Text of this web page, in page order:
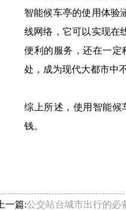
智能候车亭的使用体验
线网络，它可以实现在
便利的服务，还在一定
处，成为现代大都市中
综上所述，使用智能候
钱。
上一篇:公交站台城市出行的必